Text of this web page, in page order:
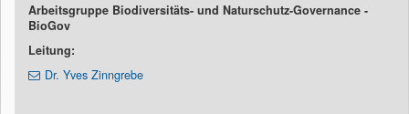
Arbeitsgruppe Biodiversitäts- und Naturschutz-Governance -
BioGov
Leitung:
Dr. Yves Zinngrebe